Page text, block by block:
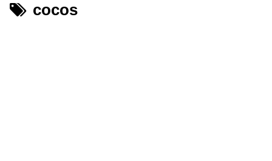
cocos